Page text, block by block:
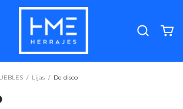
/ Lijas / De disco